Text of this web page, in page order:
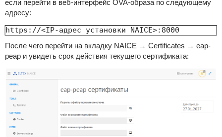
если перейти в веб-интерфейс OVA-образа по следующему
адресу:
https://<IP-адрес установки NAICE>:8000
После чего перейти на вкладку NAICE → Certificates → eap-
peap и увидеть срок действия текущего сертификата: